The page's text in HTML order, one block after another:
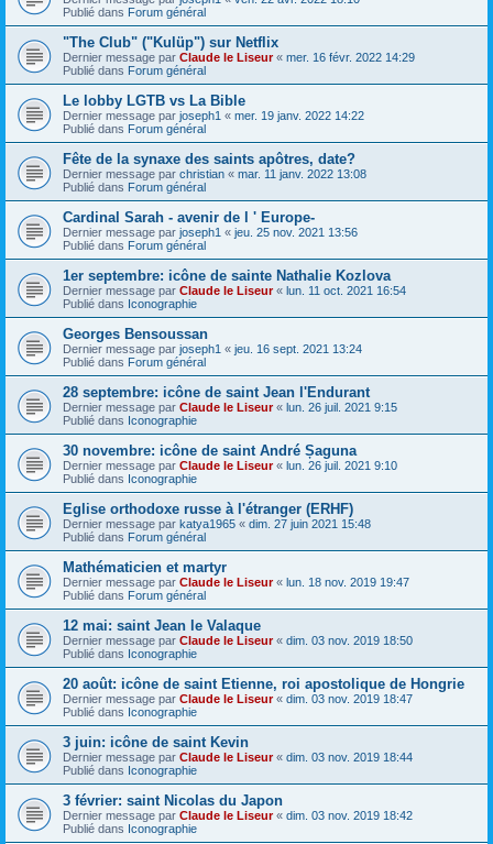
Publié dans Forum général
"The Club" ("Kulüp") sur Netflix
Dernier message par Claude le Liseur« mer. 16 févr. 2022 14:29
Publié dans Forum général
Le lobby LGTB vs La Bible
Dernier message par joseph1 « mer. 19 janv. 2022 14:22
Publié dans Forum général
Fête de la synaxe des saints apôtres, date?
Dernier message par christian « mar. 11 janv. 2022 13:08
Publié dans Forum général
Cardinal Sarah - avenir de l ' Europe-
Dernier message par joseph1 « jeu. 25 nov. 2021 13:56
Publié dans Forum général
1er septembre: icône de sainte Nathalie Kozlova
Dernier message par Claude le Liseur« lun. 11 oct. 2021 16:54
Publié dans Iconographie
Georges Bensoussan
Dernier message par joseph1 « jeu. 16 sept. 2021 13:24
Publié dans Forum général
28 septembre: icône de saint Jean l'Endurant
Dernier message par Claude le Liseur« lun. 26 juil. 2021 9:15
Publié dans Iconographie
30 novembre: icône de saint André Șaguna
Dernier message par Claude le Liseur« lun. 26 juil. 2021 9:10
Publié dans Iconographie
Eglise orthodoxe russe à l'étranger (ERHF)
Dernier message par katya1965 « dim. 27 juin 2021 15:48
Publié dans Forum général
Mathématicien et martyr
Dernier message par Claude le Liseur« lun. 18 nov. 2019 19:47
Publié dans Forum général
12 mai: saint Jean le Valaque
Dernier message par Claude le Liseur« dim. 03 nov. 2019 18:50
Publié dans Iconographie
20 août: icône de saint Etienne, roi apostolique de Hongrie
Dernier message par Claude le Liseur« dim. 03 nov. 2019 18:47
Publié dans Iconographie
3 juin: icône de saint Kevin
Dernier message par Claude le Liseur« dim. 03 nov. 2019 18:44
Publié dans Iconographie
3 février: saint Nicolas du Japon
Dernier message par Claude le Liseur« dim. 03 nov. 2019 18:42
Publié dans Iconographie